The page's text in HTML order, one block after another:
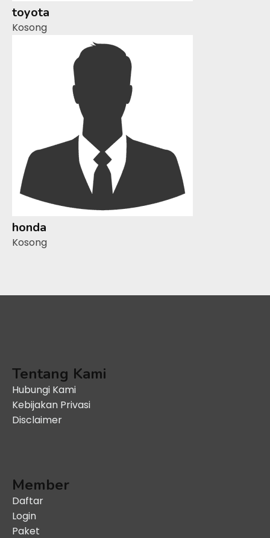
toyota
Kosong
honda
Kosong
Tentang Kami
Hubungi Kami
Kebijakan Privasi
Disclaimer
Member
Daftar
Login
Paket